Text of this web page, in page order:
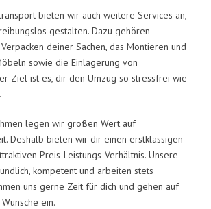
bieten wir auch weitere Services an,
gestalten. Dazu gehören
deiner Sachen, das Montieren und
sowie die Einlagerung von
Ziel ist es, dir den Umzug so stressfrei wie
legen wir großen Wert auf
Deshalb bieten wir dir einen erstklassigen
Preis-Leistungs-Verhältnis. Unsere
kompetent und arbeiten stets
uns gerne Zeit für dich und gehen auf
ein.